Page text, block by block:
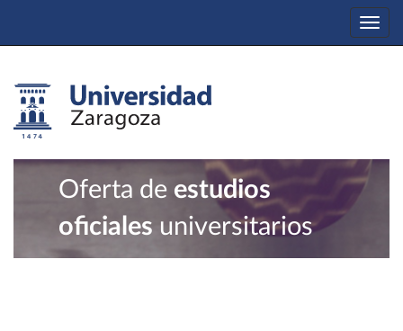
Oferta de estudios
oficiales universitarios